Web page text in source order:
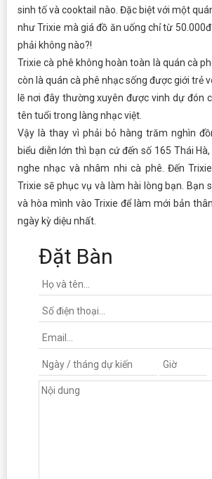
sinh tố và cooktail nào. Đặc biệt với một
như Trixie mà giá đồ ăn uống chỉ từ
phải không nào?!
Trixie cà phê không hoàn toàn là quán cà
còn là quán cà phê nhạc sống được giới trẻ
lẽ nơi đây thường xuyên được vinh dự đón
tên tuổi trong làng nhạc việt.
Vậy là thay vì phải bỏ hàng trăm nghìn
biểu diễn lớn thì bạn cứ đến số 165 Thái
nghe nhạc và nhâm nhi cà phê. Đến
Trixie sẽ phục vụ và làm hài lòng bạn. Bạn
và hòa mình vào Trixie để làm mới bản
ngày kỳ diệu nhất.
Đặt Bàn